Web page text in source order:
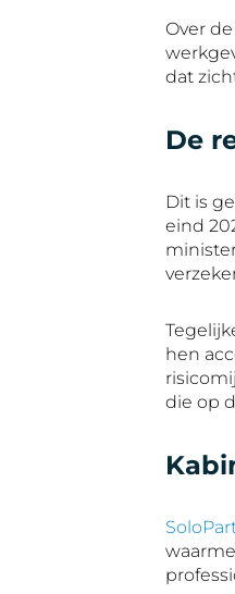
Over
dat
De
Dit is
eind
hen
die op